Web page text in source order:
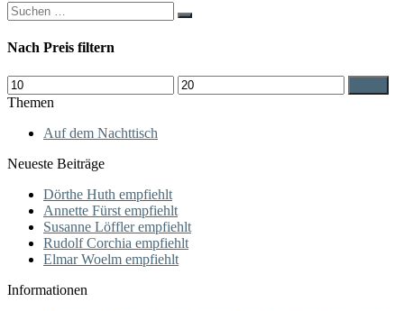
Search
for:
Nach Preis filtern
Min.
Preis
Max.
Preis
Themen
Auf dem Nachttisch
Neueste Beiträge
Dörthe Huth empfiehlt
Annette Fürst empfiehlt
Susanne Löffler empfiehlt
Rudolf Corchia empfiehlt
Elmar Woelm empfiehlt
Informationen